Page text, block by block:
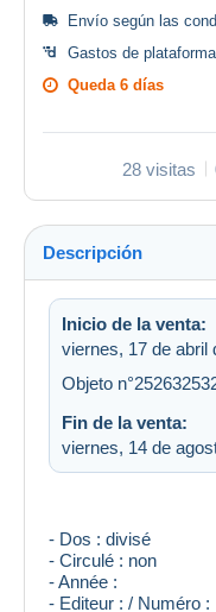
Envío según las
Gastos de
Queda 6 días
28 visitas
Descripción
Inicio de la venta:
viernes, 17 de abril
Objeto
Fin de la venta:
viernes, 14 de
- Dos : divisé
- Circulé : non
- Année :
- Editeur : / Numéro :